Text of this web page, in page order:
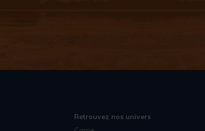
Retrouvez nos univers